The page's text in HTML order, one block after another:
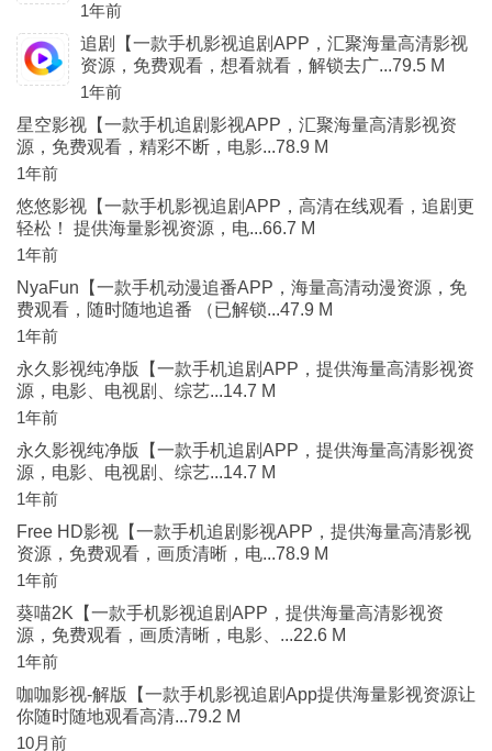
1年前
追剧【一款手机影视追剧APP，汇聚海量高清影视
资源，免费观看，想看就看，解锁去广...79.5 M
1年前
星空影视【一款手机追剧影视APP，汇聚海量高清影视资
源，免费观看，精彩不断，电影...78.9 M
1年前
悠悠影视【一款手机影视追剧APP，高清在线观看，追剧更
轻松！ 提供海量影视资源，电...66.7 M
1年前
NyaFun【一款手机动漫追番APP，海量高清动漫资源，免
费观看，随时随地追番 （已解锁...47.9 M
1年前
永久影视纯净版【一款手机追剧APP，提供海量高清影视资
源，电影、电视剧、综艺...14.7 M
1年前
永久影视纯净版【一款手机追剧APP，提供海量高清影视资
源，电影、电视剧、综艺...14.7 M
1年前
Free HD影视【一款手机追剧影视APP，提供海量高清影视
资源，免费观看，画质清晰，电...78.9 M
1年前
葵喵2K【一款手机影视追剧APP，提供海量高清影视资
源，免费观看，画质清晰，电影、...22.6 M
1年前
咖咖影视-解版【一款手机影视追剧App提供海量影视资源让
你随时随地观看高清...79.2 M
10月前